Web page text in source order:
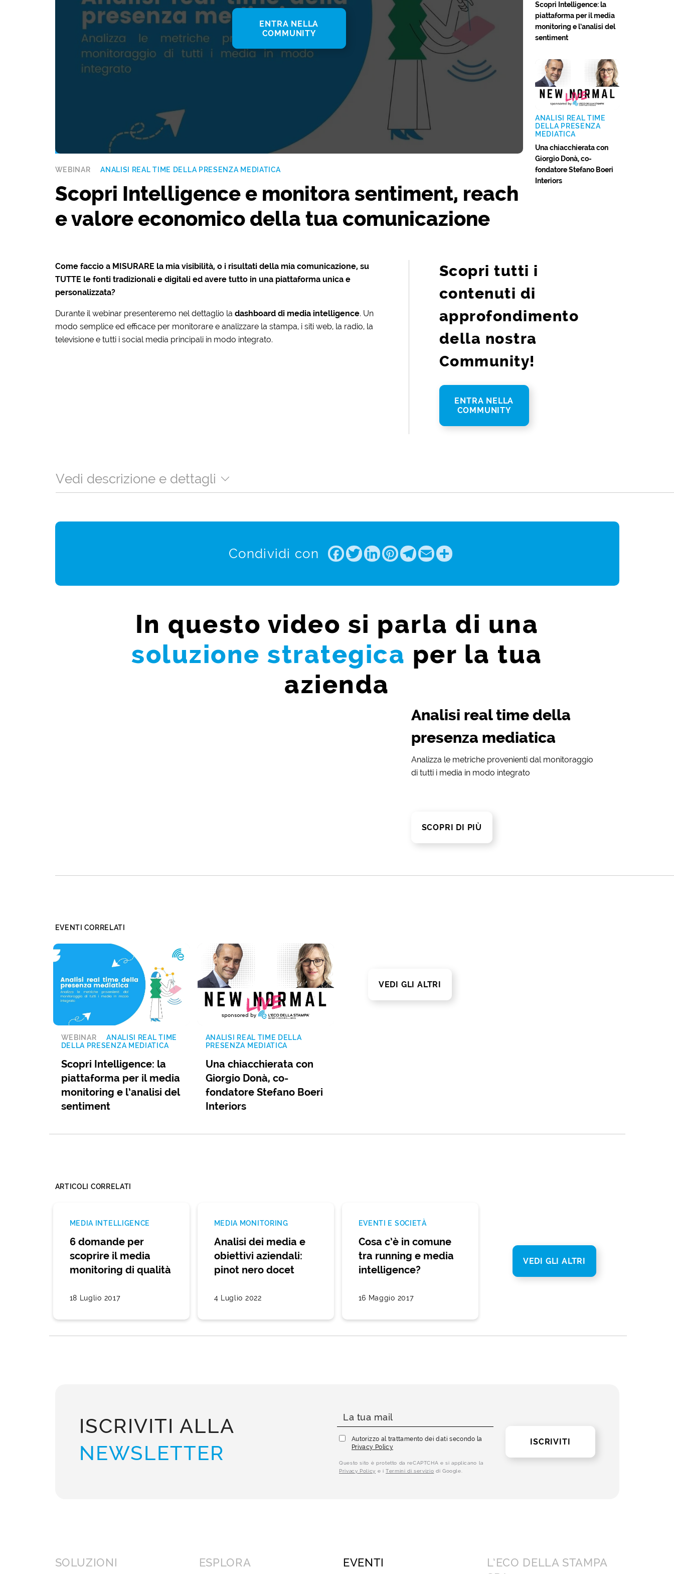
ENTRA NELLA
COMMUNITY
WEBINAR ANALISI REAL TIME DELLA PRESENZA MEDIATICA
Scopri Intelligence e monitora sentiment, reach
e valore economico della tua comunicazione
Scopri Intelligence: la
piattaforma per il media
monitoring e l’analisi del
sentiment
ANALISI REAL TIME
DELLA PRESENZA
MEDIATICA
Una chiacchierata con
Giorgio Donà, co-
fondatore Stefano Boeri
Interiors
Come faccio a MISURARE la mia visibilità, o i risultati della mia comunicazione, su
TUTTE le fonti tradizionali e digitali ed avere tutto in una piattaforma unica e
personalizzata?
Durante il webinar presenteremo nel dettaglio la dashboard di media intelligence. Un
modo semplice ed efficace per monitorare e analizzare la stampa, i siti web, la radio, la
televisione e tutti i social media principali in modo integrato.
Scopri tutti i
contenuti di
approfondimento
della nostra
Community!
ENTRA NELLA
COMMUNITY
Vedi descrizione e dettagli
Condividi con Facebook
Twitter
LinkedIn
Pinterest
Telegram
EmailShare
In questo video si parla di una
soluzione strategica per la tua
azienda
Analisi real time della
presenza mediatica
Analizza le metriche provenienti dal monitoraggio
di tutti i media in modo integrato
SCOPRI DI PIÙ
EVENTI CORRELATI
WEBINAR
ANALISI REAL TIME
DELLA PRESENZA MEDIATICA
Scopri Intelligence: la
piattaforma per il media
monitoring e l’analisi del
sentiment
ANALISI REAL TIME DELLA
PRESENZA MEDIATICA
Una chiacchierata con
Giorgio Donà, co-
fondatore Stefano Boeri
Interiors
VEDI GLI ALTRI
ARTICOLI CORRELATI
MEDIA INTELLIGENCE
6 domande per
scoprire il media
monitoring di qualità
18 Luglio 2017
MEDIA MONITORING
Analisi dei media e
obiettivi aziendali:
pinot nero docet
4 Luglio 2022
EVENTI E SOCIETÀ
Cosa c’è in comune
tra running e media
intelligence?
16 Maggio 2017
VEDI GLI ALTRI
ISCRIVITI ALLA
NEWSLETTER
Autorizzo al trattamento dei dati secondo la
Privacy Policy
Questo sito è protetto da reCAPTCHA e si applicano la
Privacy Policy e iTermini di servizio di Google.
ISCRIVITI
SOLUZIONI ESPLORA EVENTI
L’ECO DELLA STAMPA